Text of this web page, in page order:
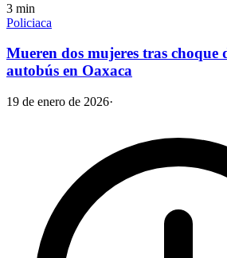
3 min
Policiaca
Mueren dos mujeres tras choque
autobús en Oaxaca
19 de enero de 2026·